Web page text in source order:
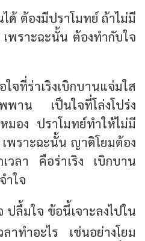
ด้ ต้องมีปราโมทย์ ถ้าไม่มี
พราะฉะนั้น ต้องทำกับใจ
จที่ร่าเริงเบิกบานแจ่มใส
พาน เป็นใจที่โล่งโปร่ง
มอง ปราโมทย์ทำให้ไม่มี
พราะฉะนั้น ญาติโยมต้อง
เวลา คือร่าเริง เบิกบาน
ำใจ
ลื้มใจ ข้อนี้เจาะลงไปใน
าทำอะไร เช่นอย่างโยม